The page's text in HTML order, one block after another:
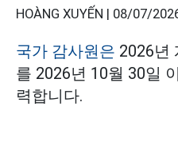
HOÀNG XUYẾN | 08/07/
국가 감사원은 2026년
를 2026년 10월 30일
력합니다.